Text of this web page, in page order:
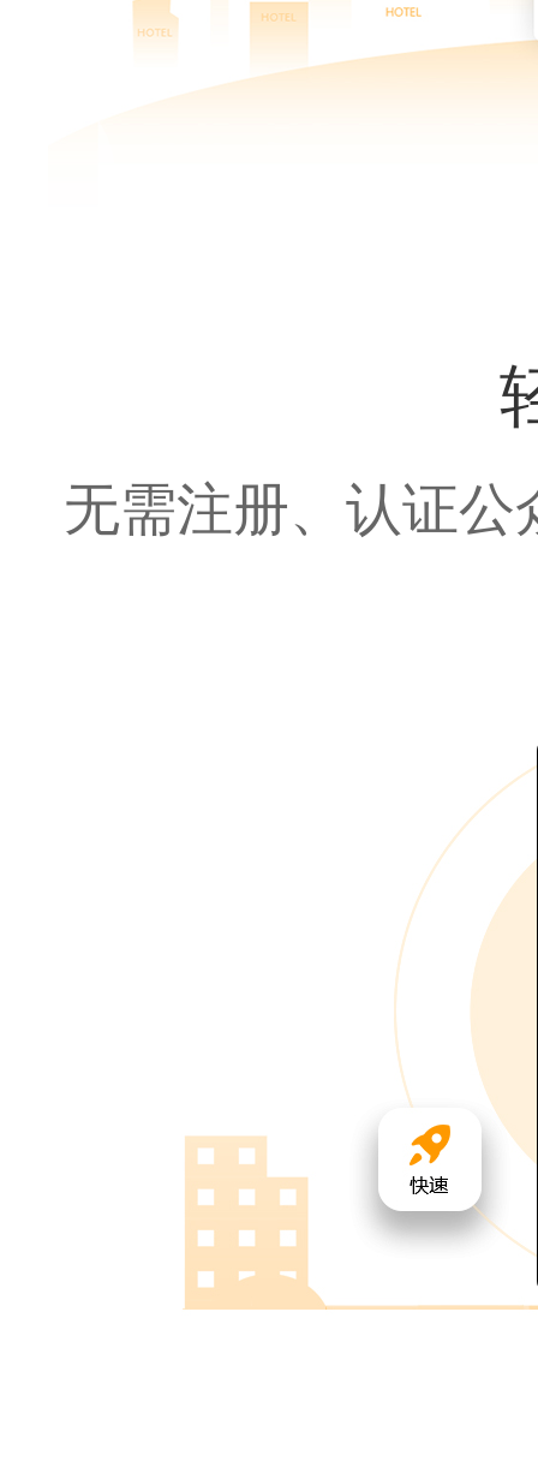
无需注册、认证